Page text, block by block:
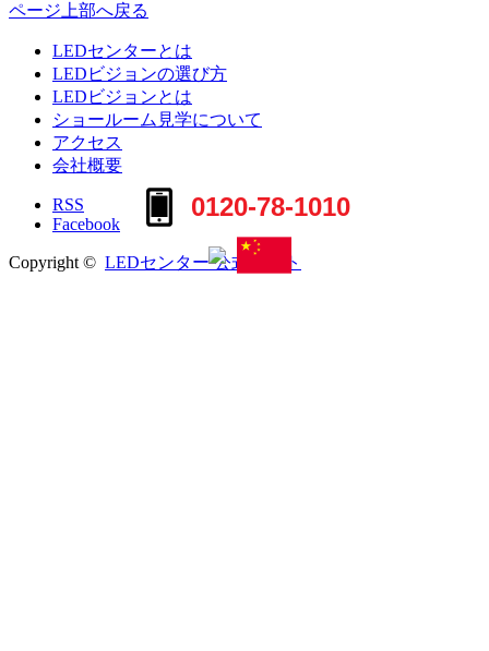
0120-78-1010
ページ上部へ戻る
LEDセンターとは
LEDビジョンの選び方
LEDビジョンとは
ショールーム見学について
アクセス
会社概要
RSS
Facebook
Copyright © LEDセンター 公式サイト